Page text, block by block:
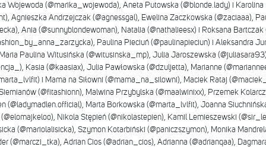
Wojewoda (@marika_wojewoda), Aneta Putowska (@blonde.lady) i
Agnieszka Andrzejczak (@agnessgal), Ewelina Zaczkowska (@zaciaaa),
Ania (@sunnyblondewoman), Natalia (@nathalieesx) i Roksana Bartczak
Paulina Pieciuń (@paulinapieciun) i Aleksandra
Paulina Witusińska (@witusinska_mp), Julia Jaroszewska
Kasia (@kaasiax), Julia Pawłowska (@dzuljetta), Marianne
i Mama na Siłowni (@mama_na_silowni), Maciek Rataj
(@fitashionn), Malwina Przybylska (@maalwinixx), Przemek
(@ladymadlen.official), Marta Borkowska (@marta_lvlfit), Joanna
Nikola Stępień (@nikolastepien), Kamil Lemieszewski
(@mariolalisicka), Szymon Kotarbiński (@paniczszymon), Monika
(@marczi_tka), Adrian Cios (@adrian_cios), Adrianna (@adrianqaa),